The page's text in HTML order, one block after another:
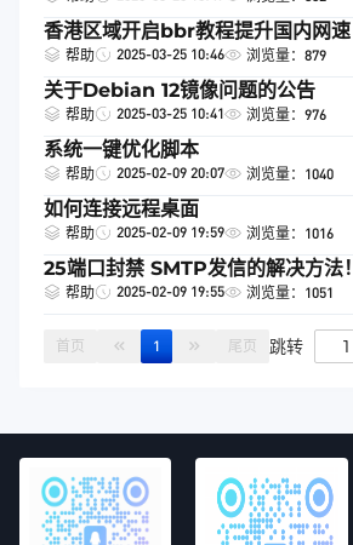
香港区域开启bbr教程提升国内网速
帮助 2025-03-25 10:46 浏览量：879
关于Debian 12镜像问题的公告
帮助 2025-03-25 10:41 浏览量：976
系统一键优化脚本
帮助 2025-02-09 20:07 浏览量：1040
如何连接远程桌面
帮助 2025-02-09 19:59 浏览量：1016
25端口封禁 SMTP发信的解决方法！
帮助 2025-02-09 19:55 浏览量：1051
首页 1 尾页 跳转